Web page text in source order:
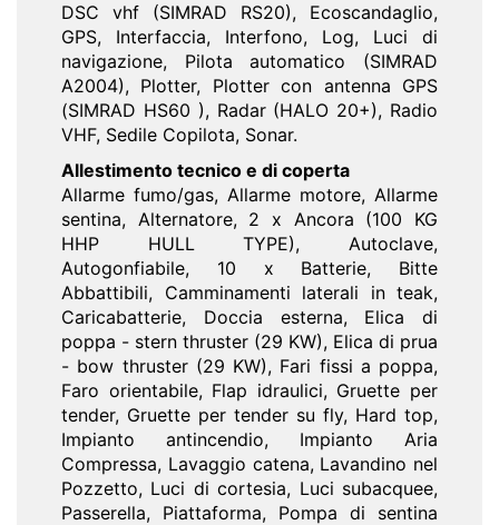
DSC vhf (SIMRAD RS20), Ecoscandaglio,
GPS, Interfaccia, Interfono, Log, Luci di
navigazione, Pilota automatico (SIMRAD
A2004), Plotter, Plotter con antenna GPS
(SIMRAD HS60 ), Radar (HALO 20+), Radio
VHF, Sedile Copilota, Sonar.
Allestimento tecnico e di coperta
Allarme fumo/gas, Allarme motore, Allarme
sentina, Alternatore, 2 x Ancora (100 KG
HHP HULL TYPE), Autoclave,
Autogonfiabile, 10 x Batterie, Bitte
Abbattibili, Camminamenti laterali in teak,
Caricabatterie, Doccia esterna, Elica di
poppa - stern thruster (29 KW), Elica di prua
- bow thruster (29 KW), Fari fissi a poppa,
Faro orientabile, Flap idraulici, Gruette per
tender, Gruette per tender su fly, Hard top,
Impianto antincendio, Impianto Aria
Compressa, Lavaggio catena, Lavandino nel
Pozzetto, Luci di cortesia, Luci subacquee,
Passerella, Piattaforma, Pompa di sentina